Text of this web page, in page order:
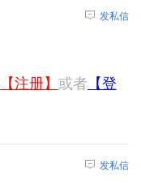
发私信
【注册】 或者 【登
发私信